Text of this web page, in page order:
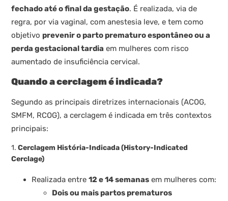
fechado até o final da gestação. É realizada, via de
regra, por via vaginal, com anestesia leve, e tem como
objetivo prevenir o parto prematuro espontâneo ou a
perda gestacional tardia em mulheres com risco
aumentado de insuficiência cervical.
Quando a cerclagem é indicada?
Segundo as principais diretrizes internacionais (ACOG,
SMFM, RCOG), a cerclagem é indicada em três contextos
principais:
1.Cerclagem História-Indicada (History-Indicated
Cerclage)
Realizada entre12 e 14 semanas em mulheres com:
Dois ou mais partos prematuros